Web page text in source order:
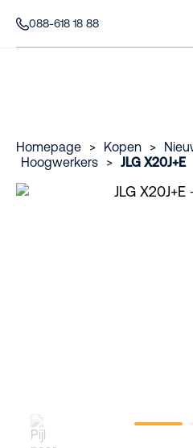
088-618 18 88
Homepage > Kopen >
Hoogwerkers
> JLG X20J+E